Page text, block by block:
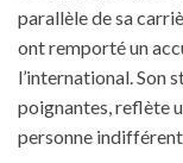
parallèle de sa
ont remporté un
l’international. Son
poignantes, reflète
personne indifférent.